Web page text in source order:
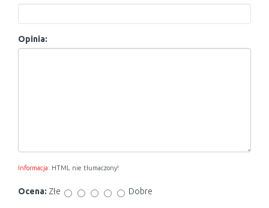
Opinia:
Informacja: HTML nie tłumaczony!
Ocena: Złe Dobre